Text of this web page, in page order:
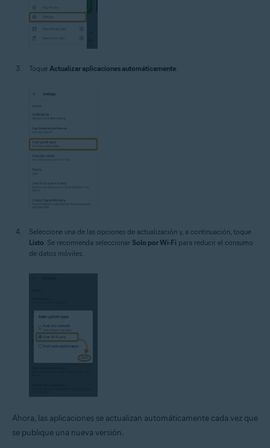
Toque Actualizar aplicaciones automáticamente
Seleccione una de las opciones de actualización y, a continuación, toque
Listo. Se recomienda seleccionar Solo por Wi-Fi para reducir el consumo
de datos móviles.
Ahora, las aplicaciones se actualizan automáticamente cada vez que
se publique una nueva versión.